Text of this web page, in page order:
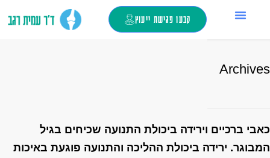
קבעו פגישת ייעוץ
Archives
כאבי ברכיים וירידה ביכולת התנועה שכיחים בגיל
המבוגר. ירידה ביכולת ההליכה והתנועה פוגעת באיכות